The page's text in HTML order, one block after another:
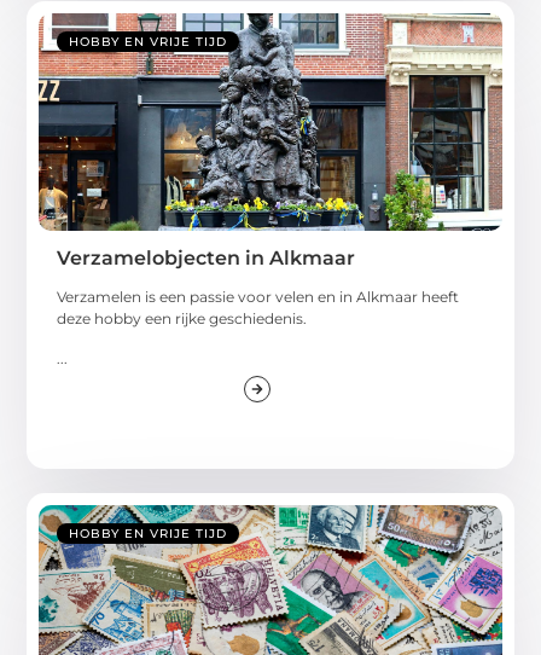
HOBBY EN VRIJE TIJD
Verzamelobjecten in Alkmaar
Verzamelen is een passie voor velen en in Alkmaar heeft
deze hobby een rijke geschiedenis.
HOBBY EN VRIJE TIJD